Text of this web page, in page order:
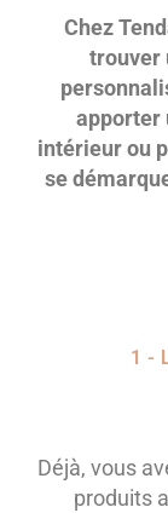
Chez
trouver
apporter
intérieur ou
se
1 -
Déjà, vous
produits